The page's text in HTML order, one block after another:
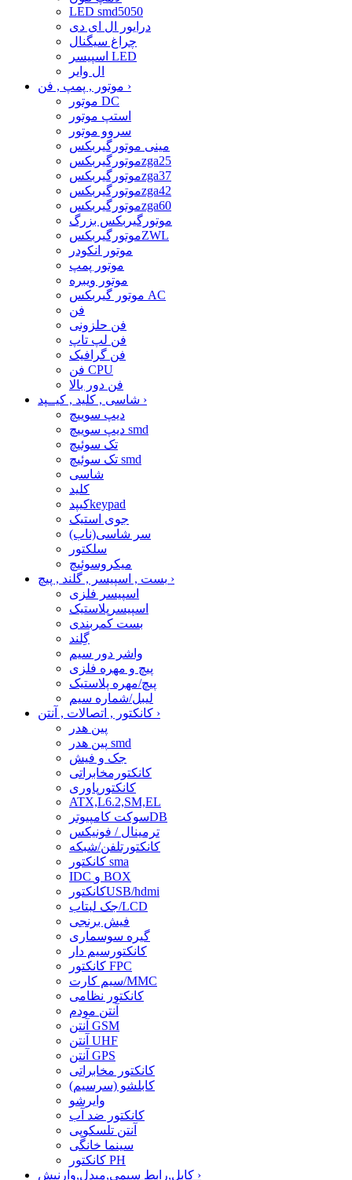
LED smd5050
درایور ال ای دی
چراغ سیگنال
اسپیسر LED
ال وایر
›
موتور DC
استپ موتور
سروو موتور
مینی موتورگیربکس
موتورگیربکسzga25
موتورگیربکسzga37
موتورگیربکسzga42
موتورگیربکسzga60
موتورگیربکس بزرگ
موتورگیربکسZWL
موتور انکودر
موتور پمپ
موتور ویبره
موتور گیربکس AC
فن
فن حلزونی
فن لپ تاپ
فن گرافیک
فن CPU
فن دور بالا
›
دیپ سوییچ
دیپ سوییچ smd
تک سوئیچ
تک سوئیچ smd
شاسی
کلید
کیپدkeypad
جوی استیک
سر شاسی(ناب)
سلکتور
میکروسوئیچ
›
اسپیسر فلزی
اسپیسرپلاستیک
بست کمربندی
گِلند
واشر دور سیم
پیچ و مهره فلزی
پیچ/مهره پلاستیک
لیبل/شماره سیم
›
پین هدر
پین هدر smd
جک و فیش
کانکتورمخابراتی
کانکتورپاوری
ATX,L6.2,SM,EL
سوکت کامپیوترDB
ترمینال / فونیکس
کانکتورتلفن/شبکه
کانکتور sma
IDC و BOX
کانکتورUSB/hdmi
جک لبتاب/LCD
فیش برنجی
گیره سوسماری
کانکتورسیم دار
کانکتور FPC
سیم کارت/MMC
کانکتور نظامی
آنتن مودم
آنتن GSM
آنتن UHF
آنتن GPS
کانکتور مخابراتی
کابلشو (سرسیم)
وایرشو
کانکتور ضد آب
آنتن تلسکوپی
سینما خانگی
کانکتور PH
›